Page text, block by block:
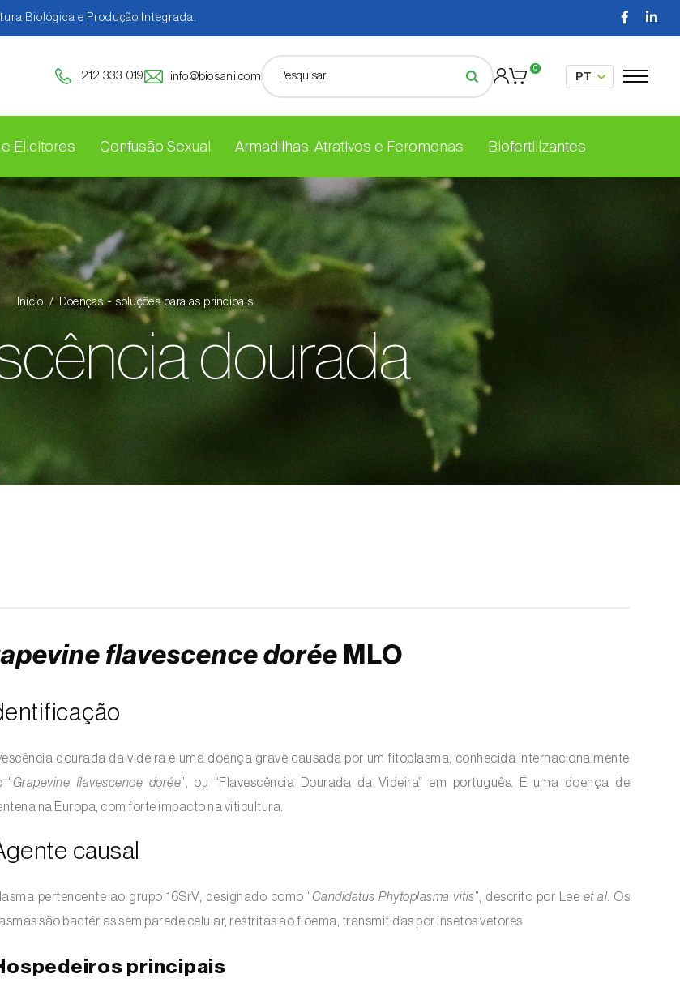
Biológica e Produção Integrada.
212 333 019 info@biosani.com
0
Elicitores Confusão Sexual Armadilhas, Atrativos e Feromonas Biofertilizantes
Início Doenças - soluções para as principais
dourada
flavescence dorée MLO
dourada da videira é uma doença grave causada por um fitoplasma, conhecida internacionalmente
“Grapevine flavescence dorée”, ou “Flavescência Dourada da Videira” em português. É uma doença de
na Europa, com forte impacto na viticultura.
causal
pertencente ao grupo 16SrV, designado como “Candidatus Phytoplasma vitis”, descrito por Lee et al . Os
são bactérias sem parede celular, restritas ao floema, transmitidas por insetos vetores.
principais